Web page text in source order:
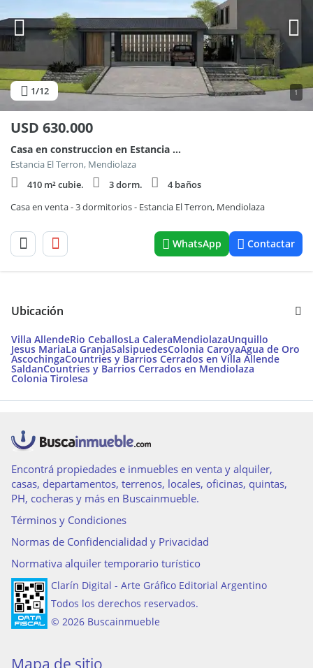
1/12 1
USD 630.000
Casa en construccion en Estancia El Terrón
Estancia El Terron, Mendiolaza
410 m² cubie.
3 dorm.
4 baños
Casa en venta - 3 dormitorios - Estancia El Terron, Mendiolaza
WhatsApp Contactar
Ubicación
Villa AllendeRio CeballosLa CaleraMendiolazaUnquillo
Jesus MariaLa GranjaSalsipuedesColonia CaroyaAgua de Oro
AscochingaCountries y Barrios Cerrados en Villa Allende
SaldanCountries y Barrios Cerrados en Mendiolaza
Colonia Tirolesa
Encontrá propiedades e inmuebles en venta y alquiler,
casas, departamentos, terrenos, locales, oficinas, quintas,
PH, cocheras y más en Buscainmueble.
Términos y Condiciones
Normas de Confidencialidad y Privacidad
Normativa alquiler temporario turístico
Clarín Digital - Arte Gráfico Editorial Argentino
Todos los derechos reservados.
© 2026 Buscainmueble
Mapa de sitio